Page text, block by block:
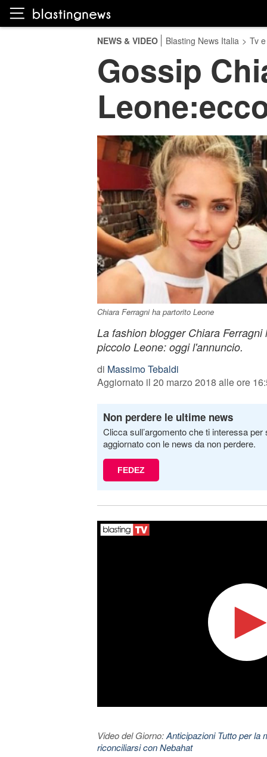
NEWS & VIDEO Blasting News Italia > Tv
Gossip
Chiara Ferragni ha partorito Leone
La fashion blogger Chiara
piccolo Leone: oggi l'annuncio.
di Massimo Tebaldi
Aggiornato il 20 marzo 2018 alle ore
Non perdere le ultime news
Clicca sull’argomento che ti interessa
aggiornato con le news da non perdere.
FEDEZ
Video del Giorno:Anticipazioni Tutto per la
riconciliarsi con Nebahat